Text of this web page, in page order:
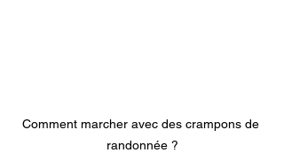
Comment marcher avec des crampons de
randonnée ?